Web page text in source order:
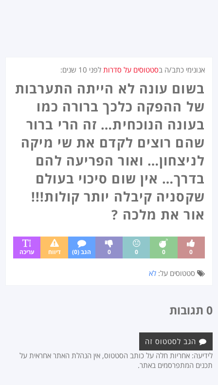
אנונימי כתב/ה בסטטוסים על סדרות לפני 10 שנים :
בשום עונה לא הייתה התערבות
של ההפקה כלכך ברורה כמו
בעונה הנוכחית… זה הרי ברור
שהם רוצים לקדם את שי מיקה
לניצחון… ואור הפריעה להם
בדרך… אין שום סיכוי בעולם
שקסניה קיבלה יותר קולות!!!
אור את מלכה ?
0
0
0
0 הגב (0) דיווח עריכה
סטטוסים על:לא
0 תגובות
הגב לסטטוס זה
לידיעה: אחריות חלה על כותב הסטטוס, אין הנהלת האתר אחראית על
תכנים המתפרסמים באתר.